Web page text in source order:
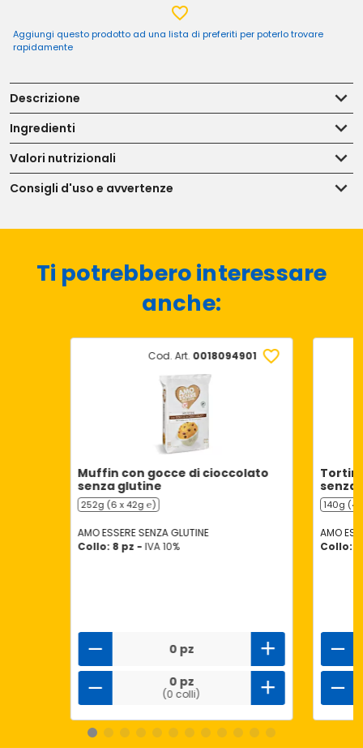
Aggiungi questo prodotto ad una lista di preferiti per poterlo trovare
rapidamente
Descrizione
Ingredienti
Valori nutrizionali
Consigli d'uso e avvertenze
Ti potrebbero interessare
anche:
Cod. Art. 0018094901
Muffin con gocce di cioccolato
senza glutine
252g (6 x 42g ℮)
AMO ESSERE SENZA GLUTINE
Collo: 8 pz - IVA 10%
0 pz
0 pz
(0 colli)
senza
140g (4
AMO
Collo: